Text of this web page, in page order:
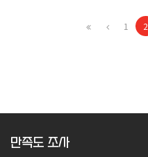
1 2
만족도 조사